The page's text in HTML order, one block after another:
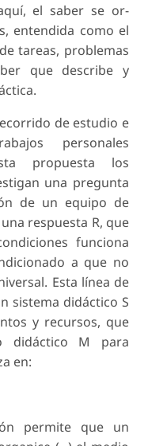
el saber se or­
entendida como el
tareas, problemas
que describe y
de estu­dio e
personales
propuesta los
una pregunta
de un equipo de
respuesta R, que
funciona
a que no
Esta línea de
sistema didáctico S
y recursos, que
didáctico M para
en:
permite que un